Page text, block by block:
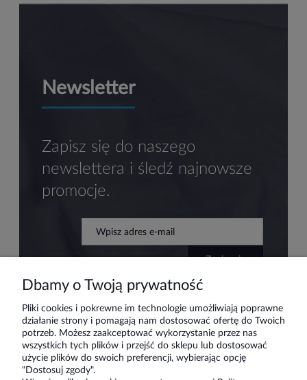
Newsletter
Zapisz się do naszego
newslettera i śledź najnowsze
promocje.
zapisz się
Pomoc
Moje konto
Dbamy o Twoją prywatność
Pliki cookies i pokrewne im technologie umożliwiają poprawne
działanie strony i pomagają nam dostosować ofertę do Twoich
potrzeb. Możesz zaakceptować wykorzystanie przez nas
wszystkich tych plików i przejść do sklepu lub dostosować
użycie plików do swoich preferencji, wybierając opcję
"Dostosuj zgody".